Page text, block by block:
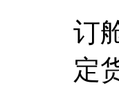
订
定